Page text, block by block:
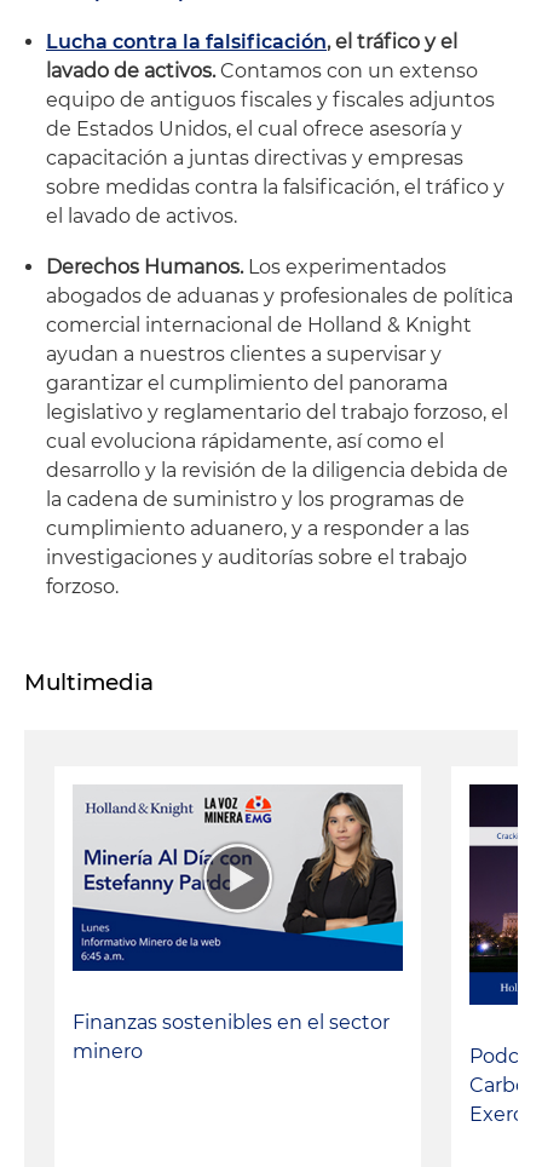
Lucha contra la falsificación, el tráfico y el
lavado de activos.Contamos con un extenso
equipo de antiguos fiscales y fiscales adjuntos
de Estados Unidos, el cual ofrece asesoría y
capacitación a juntas directivas y empresas
sobre medidas contra la falsificación, el tráfico y
el lavado de activos.
Derechos Humanos.Los experimentados
abogados de aduanas y profesionales de política
comercial internacional de Holland & Knight
ayudan a nuestros clientes a supervisar y
garantizar el cumplimiento del panorama
legislativo y reglamentario del trabajo forzoso, el
cual evoluciona rápidamente, así como el
desarrollo y la revisión de la diligencia debida de
la cadena de suministro y los programas de
cumplimiento aduanero, y a responder a las
investigaciones y auditorías sobre el trabajo
forzoso.
Multimedia
Finanzas sostenibles en el sector
minero